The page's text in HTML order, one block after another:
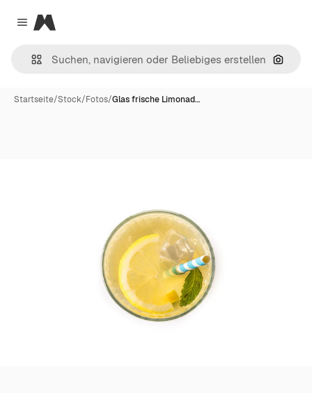
Close menu
Magnific
Nach
Startseite/Stock/Fotos/Glas frische Limonad…